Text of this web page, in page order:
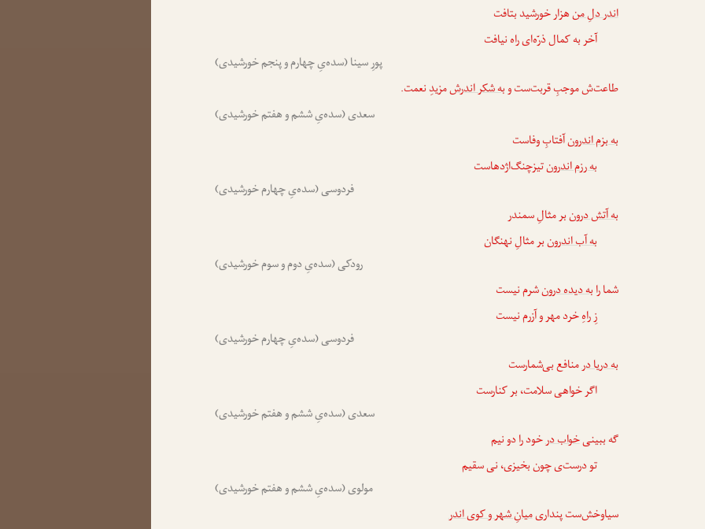
اندر دلِ منهزار خورشید بتافت
آخر به کمال ذرّه‌ای راه نیافت
پورِ سینا (سده‌یِ چهارم و پنجم خورشیدی)
طاعت‌ش موجبِ قربت‌ست وبه شکر اندرشمزیدِ نعمت.
سعدی (سده‌یِ ششم و هفتم خورشیدی)
به بزم اندرونآفتابِ وفاست
به رزم اندرونتیزچنگ‌اژدهاست
فردوسی (سده‌یِ چهارم خورشیدی)
به آتش درونبر مثالِ سمندر
به آب اندرونبر مثالِ نهنگان
رودکی (سده‌یِ دوم و سوم خورشیدی)
شما رابه دیده درونشرم نیست
زِ راهِ خرد مهر و آزرم نیست
فردوسی (سده‌یِ چهارم خورشیدی)
به دریا درمنافع بی‌شمارست
اگر خواهی سلامت، بر کنارست
سعدی (سده‌یِ ششم و هفتم خورشیدی)
گه ببینیخواب درخود را دو نیم
تو درست‌ی چون بخیزی، نی سقیم
مولوی (سده‌یِ ششم و هفتم خورشیدی)
سیاوخش‌ست پنداریمیانِ شهر و کوی اندر